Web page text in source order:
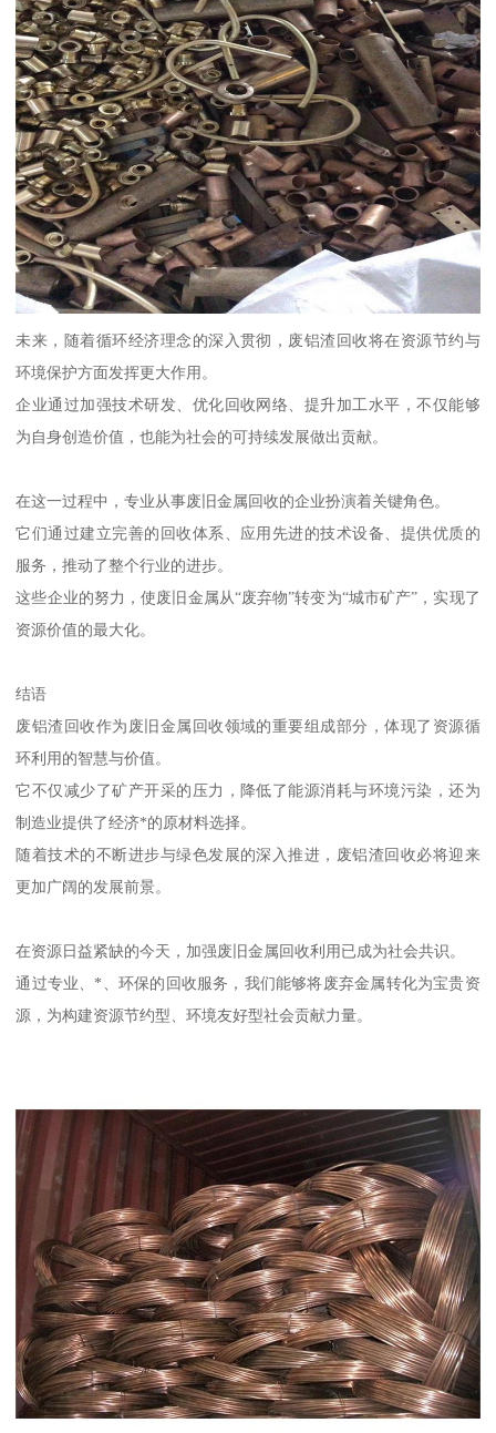
未来，随着循环经济理念的深入贯彻，废铝渣回收将在资源节约与
环境保护方面发挥更大作用。
企业通过加强技术研发、优化回收网络、提升加工水平，不仅能够
为自身创造价值，也能为社会的可持续发展做出贡献。
在这一过程中，专业从事废旧金属回收的企业扮演着关键角色。
它们通过建立完善的回收体系、应用先进的技术设备、提供优质的
服务，推动了整个行业的进步。
这些企业的努力，使废旧金属从“废弃物”转变为“城市矿产”，实现了
资源价值的最大化。
结语
废铝渣回收作为废旧金属回收领域的重要组成部分，体现了资源循
环利用的智慧与价值。
它不仅减少了矿产开采的压力，降低了能源消耗与环境污染，还为
制造业提供了经济*的原材料选择。
随着技术的不断进步与绿色发展的深入推进，废铝渣回收必将迎来
更加广阔的发展前景。
在资源日益紧缺的今天，加强废旧金属回收利用已成为社会共识。
通过专业、*、环保的回收服务，我们能够将废弃金属转化为宝贵资
源，为构建资源节约型、环境友好型社会贡献力量。